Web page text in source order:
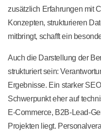
zusätzlich Erfahrungen mit
Konzepten, strukturieren
mitbringt, schafft ein
Auch die Darstellung der
strukturiert sein:
Ergebnisse. Ein starker
Schwerpunkt eher auf
E-Commerce, B2B-Lead-
Projekten liegt.